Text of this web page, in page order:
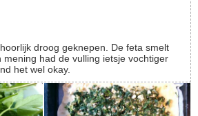
mening had de vulling ietsje vochtiger
het wel okay.